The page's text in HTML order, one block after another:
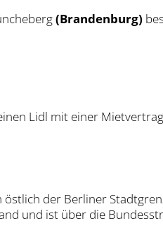
(Bran­den­burg)
Lidl mit einer
der Ber­li­ner
und ist über die